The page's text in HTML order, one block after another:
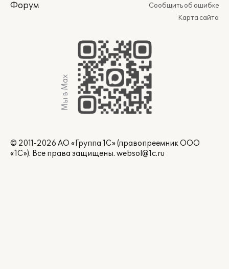
Форум
Сообщить об ошибке
Карта сайта
Мы в Max
© 2011-2026 АО «Группа 1С» (правопреемник ООО
«1С»). Все права защищены. websol@1c.ru